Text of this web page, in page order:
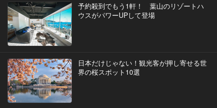
予約殺到でもう1軒！ 葉山のリゾートハ
ウスがパワーUPして登場
日本だけじゃない！観光客が押し寄せる世
界の桜スポット10選